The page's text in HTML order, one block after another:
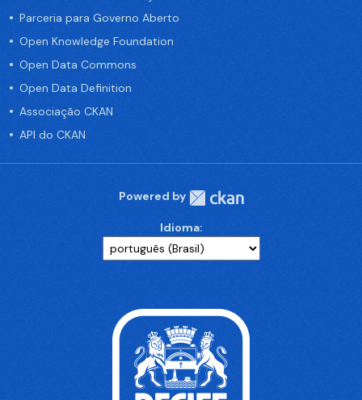
Parceria para Governo Aberto
Open Knowledge Foundation
Open Data Commons
Open Data Definition
Associação CKAN
API do CKAN
Powered by
Idioma